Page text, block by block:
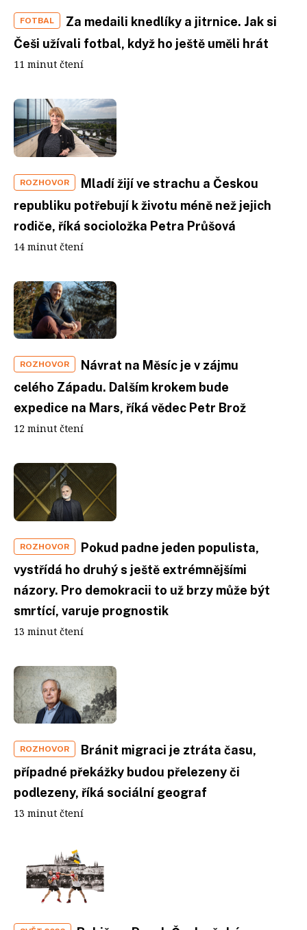
FOTBAL
Za medaili knedlíky a jitrnice. Jak si
Češi užívali fotbal, když ho ještě uměli hrát
11 minut čtení
ROZHOVOR
Mladí žijí ve strachu a Českou
republiku potřebují k životu méně než jejich
rodiče, říká socioložka Petra Průšová
14 minut čtení
ROZHOVOR
Návrat na Měsíc je v zájmu
celého Západu. Dalším krokem bude
expedice na Mars, říká vědec Petr Brož
12 minut čtení
ROZHOVOR
Pokud padne jeden populista,
vystřídá ho druhý s ještě extrémnějšími
názory. Pro demokracii to už brzy může být
smrtící, varuje prognostik
13 minut čtení
ROZHOVOR
Bránit migraci je ztráta času,
případné překážky budou přelezeny či
podlezeny, říká sociální geograf
13 minut čtení